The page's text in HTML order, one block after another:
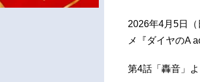
2026年4月5日
メ『ダイヤのA
第4話「轟音」